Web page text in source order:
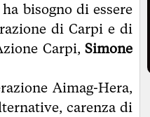
bisogno di essere
di Carpi e di
Carpi, Simone
Aimag-Hera,
carenza di